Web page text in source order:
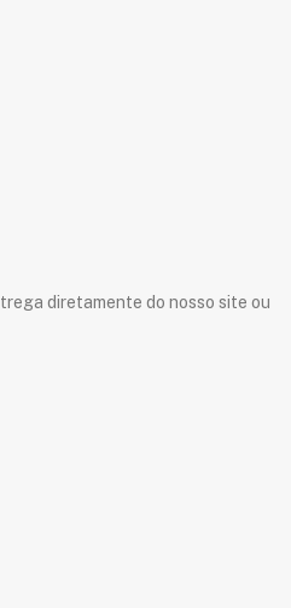
diretamente do nosso site ou